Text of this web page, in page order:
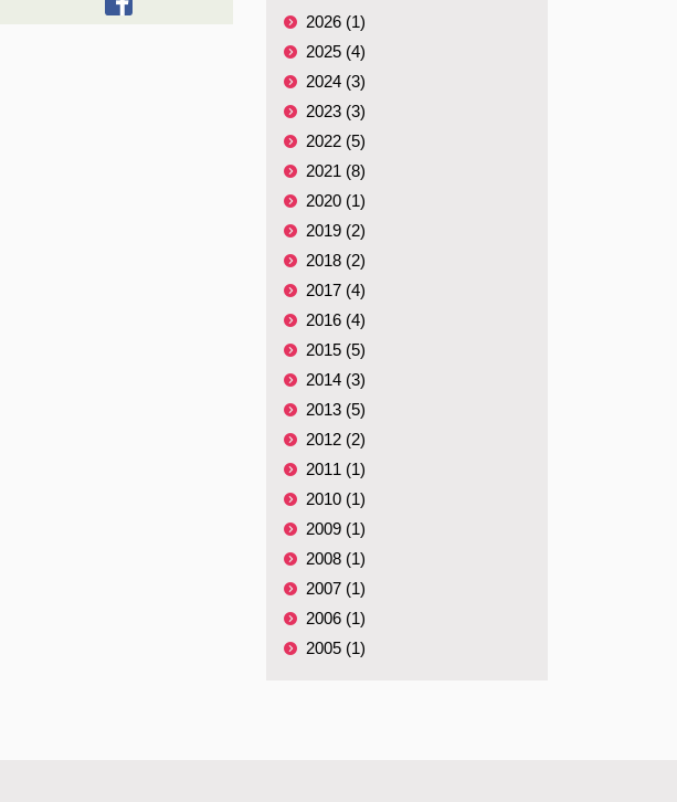
2026 (1)
2025 (4)
2024 (3)
2023 (3)
2022 (5)
2021 (8)
2020 (1)
2019 (2)
2018 (2)
2017 (4)
2016 (4)
2015 (5)
2014 (3)
2013 (5)
2012 (2)
2011 (1)
2010 (1)
2009 (1)
2008 (1)
2007 (1)
2006 (1)
2005 (1)